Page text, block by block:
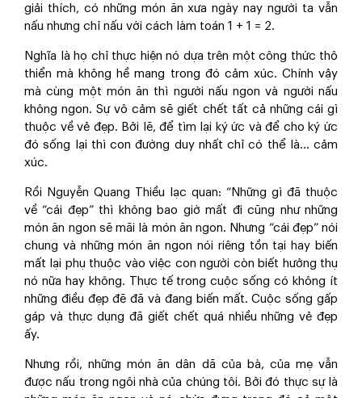
giải thích, có những món ăn xưa ngày nay người ta vẫn
nấu nhưng chỉ nấu với cách làm toán 1 + 1 = 2.
Nghĩa là họ chỉ thực hiện nó dựa trên một công thức thô
thiển mà không hề mang trong đó cảm xúc. Chính vậy
mà cùng một món ăn thì người nấu ngon và người nấu
không ngon. Sự vô cảm sẽ giết chết tất cả những cái gì
thuộc về vẻ đẹp. Bởi lẽ, để tìm lại ký ức và để cho ký ức
đó sống lại thì con đường duy nhất chỉ có thể là… cảm
xúc.
Rồi Nguyễn Quang Thiều lạc quan: “Những gì đã thuộc
về “cái đẹp” thì không bao giờ mất đi cũng như những
món ăn ngon sẽ mãi là món ăn ngon. Nhưng “cái đẹp” nói
chung và những món ăn ngon nói riêng tồn tại hay biến
mất lại phụ thuộc vào việc con người còn biết hưởng thụ
nó nữa hay không. Thực tế trong cuộc sống có không ít
những điều đẹp đẽ đã và đang biến mất. Cuộc sống gấp
gáp và thực dụng đã giết chết quá nhiều những vẻ đẹp
ấy.
Nhưng rồi, những món ăn dân dã của bà, của mẹ vẫn
được nấu trong ngôi nhà của chúng tôi. Bởi đó thực sự là